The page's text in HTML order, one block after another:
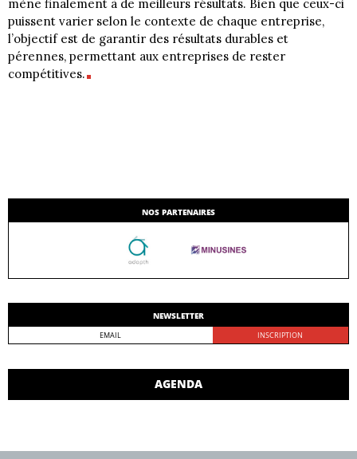
mène finalement à de meilleurs résultats. Bien que ceux-ci
puissent varier selon le contexte de chaque entreprise,
l’objectif est de garantir des résultats durables et
pérennes, permettant aux entreprises de rester
compétitives.
NOS PARTENAIRES
NEWSLETTER
AGENDA